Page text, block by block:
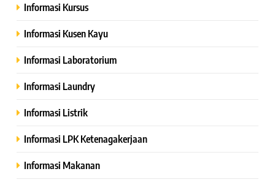
Informasi Kursus
Informasi Kusen Kayu
Informasi Laboratorium
Informasi Laundry
Informasi Listrik
Informasi LPK Ketenagakerjaan
Informasi Makanan